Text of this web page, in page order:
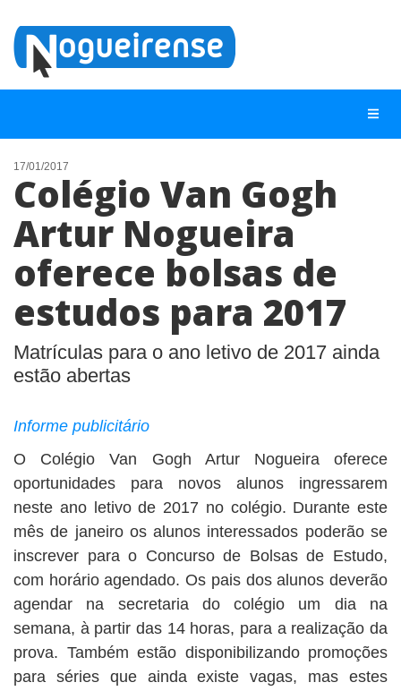
NOTÍCIAS
LISTA DIGITAL
TELEFONES ÚTEIS
CONTATO
ANUNCIE
17/01/2017
Colégio Van Gogh
Artur Nogueira
oferece bolsas de
estudos para 2017
Matrículas para o ano letivo de 2017 ainda
estão abertas
Informe publicitário
O Colégio Van Gogh Artur Nogueira oferece
oportunidades para novos alunos ingressarem
neste ano letivo de 2017 no colégio. Durante este
mês de janeiro os alunos interessados poderão se
inscrever para o Concurso de Bolsas de Estudo,
com horário agendado. Os pais dos alunos deverão
agendar na secretaria do colégio um dia na
semana, à partir das 14 horas, para a realização da
prova. Também estão disponibilizando promoções
para séries que ainda existe vagas, mas estes